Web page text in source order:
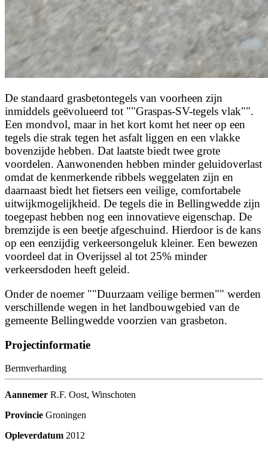
De standaard grasbetontegels van voorheen zijn
inmiddels geëvolueerd tot ""Graspas-SV-tegels vlak"".
Een mondvol, maar in het kort komt het neer op een
tegels die strak tegen het asfalt liggen en een vlakke
bovenzijde hebben. Dat laatste biedt twee grote
voordelen. Aanwonenden hebben minder geluidoverlast
omdat de kenmerkende ribbels weggelaten zijn en
daarnaast biedt het fietsers een veilige, comfortabele
uitwijkmogelijkheid. De tegels die in Bellingwedde zijn
toegepast hebben nog een innovatieve eigenschap. De
bremzijde is een beetje afgeschuind. Hierdoor is de kans
op een eenzijdig verkeersongeluk kleiner. Een bewezen
voordeel dat in Overijssel al tot 25% minder
verkeersdoden heeft geleid.
Onder de noemer ""Duurzaam veilige bermen"" werden
verschillende wegen in het landbouwgebied van de
gemeente Bellingwedde voorzien van grasbeton.
Projectinformatie
Bermverharding
Aannemer R.F. Oost, Winschoten
Provincie Groningen
Opleverdatum 2012